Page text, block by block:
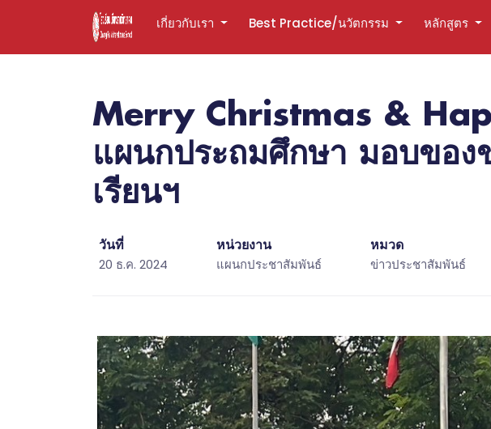
เกี่ยวกับเรา Best Practice/นวัตกรรม หลักสูตร
Merry Christmas &
แผนกประถมศึกษา มอบของ
เรียนฯ
วันที่
20 ธ.ค. 2024
หน่วยงาน
แผนกประชาสัมพันธ์
หมวด
ข่าวประชาสัมพันธ์